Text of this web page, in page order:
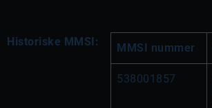
Historiske MMSI: MMSI nummer
538001857